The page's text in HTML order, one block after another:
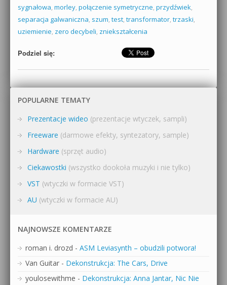
sygnałowa, morley, połączenie symetryczne, przydźwiek,
separacja galwaniczna, szum, test, transformator, trzaski,
uziemienie, zero decybeli, zniekształcenia
Podziel się:
POPULARNE TEMATY
Prezentacje wideo (prezentacje wtyczek, sampli)
Freeware (darmowe efekty, syntezatory, sample)
Hardware (sprzęt audio)
Ciekawostki (wszystko dookoła muzyki i nie tylko)
VST (wtyczki w formacie VST)
AU (wtyczki w formacie AU)
NAJNOWSZE KOMENTARZE
roman i. drozd - ASM Leviasynth – obudzili potwora!
Van Guitar - Dekonstrukcja: The Cars, Drive
youlosewithme - Dekonstrukcja: Anna Jantar, Nic Nie